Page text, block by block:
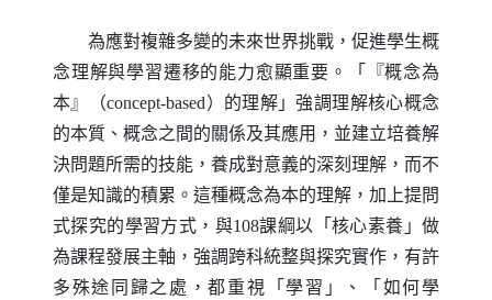
為應對複雜多變的未來世界挑戰，促進學生概
念理解與學習遷移的能力愈顯重要。「『概念為
本』（concept-based）的理解」強調理解核心概念
的本質、概念之間的關係及其應用，並建立培養解
決問題所需的技能，養成對意義的深刻理解，而不
僅是知識的積累。這種概念為本的理解，加上提問
式探究的學習方式，與108課綱以「核心素養」做
為課程發展主軸，強調跨科統整與探究實作，有許
多殊途同歸之處，都重視「學習」、「如何學